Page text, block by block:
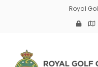
Royal